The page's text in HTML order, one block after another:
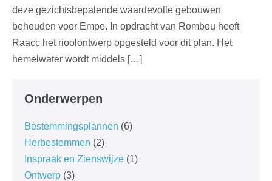
deze gezichtsbepalende waardevolle gebouwen
behouden voor Empe. In opdracht van Rombou heeft
Raacc het rioolontwerp opgesteld voor dit plan. Het
hemelwater wordt middels […]
Onderwerpen
Bestemmingsplannen (6)
Herbestemmen (2)
Inspraak en Zienswijze (1)
Ontwerp (3)